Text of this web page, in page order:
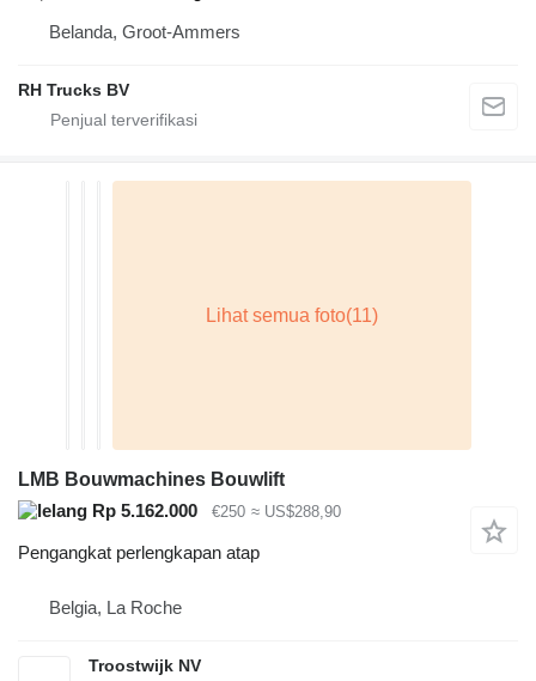
Belanda, Groot-Ammers
RH Trucks BV
LMB Bouwmachines Bouwlift
Rp 5.162.000
€250 ≈ US$288,90
Pengangkat perlengkapan atap
Belgia, La Roche
Troostwijk NV